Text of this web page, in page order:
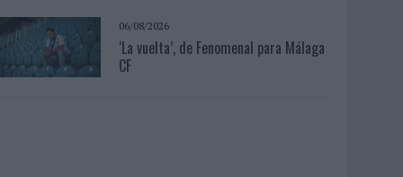
06/08/2026
‘La vuelta’, de Fenomenal para Málaga
CF